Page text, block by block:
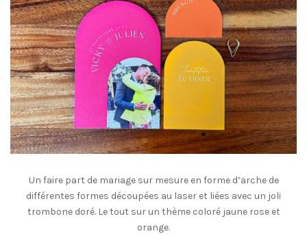
Un faire part de mariage sur mesure en forme d’arche de
différentes formes découpées au laser et liées avec un joli
trombone doré. Le tout sur un thème coloré jaune rose et
orange.